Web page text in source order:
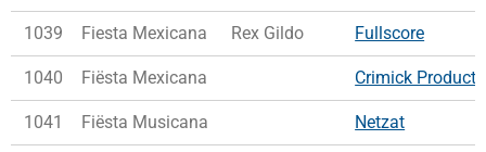
1039 Fiesta Mexicana Rex Gildo Fullscore
1040 Fiësta Mexicana Crimick
1041 Fiësta Musicana Netzat